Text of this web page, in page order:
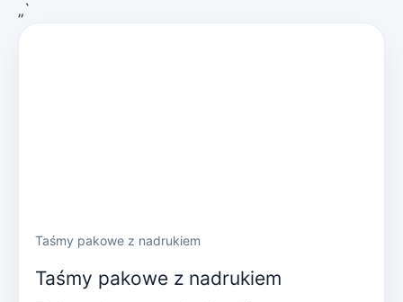
„`
Taśmy pakowe z nadrukiem
Taśmy pakowe z nadrukiem